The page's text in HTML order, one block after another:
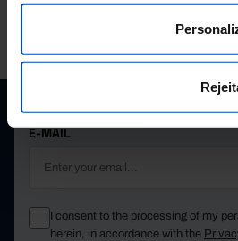
PORDATA IS A PROJECT OF THE
SUBSCRIBE TO
E-MAIL
I consent to the processing of my
herein, in accordance with the